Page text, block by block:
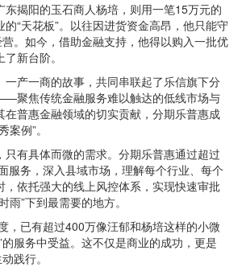
东揭阳的玉石商人杨培，则用一笔15万元的
“天花板”。以往因进货资金高昂，他只能守
营。如今，借助金融支持，他得以购入一批优
新台阶。
一产一商的故事，共同串联起了乐信旗下分
聚焦传统金融服务难以触达的低线市场与
在普惠金融领域的切实贡献，分期乐普惠成
例”。
只有具体而微的需求。分期乐普惠通过超过
服务，深入县域市场，理解每个行业、每个
，依托强大的线上风控体系，实现快速审批
雨”下到最需要的地方。
，已有超过400万像汪郁和杨培这样的小微
的服务中受益。这不仅是商业的成功，更是
践行。